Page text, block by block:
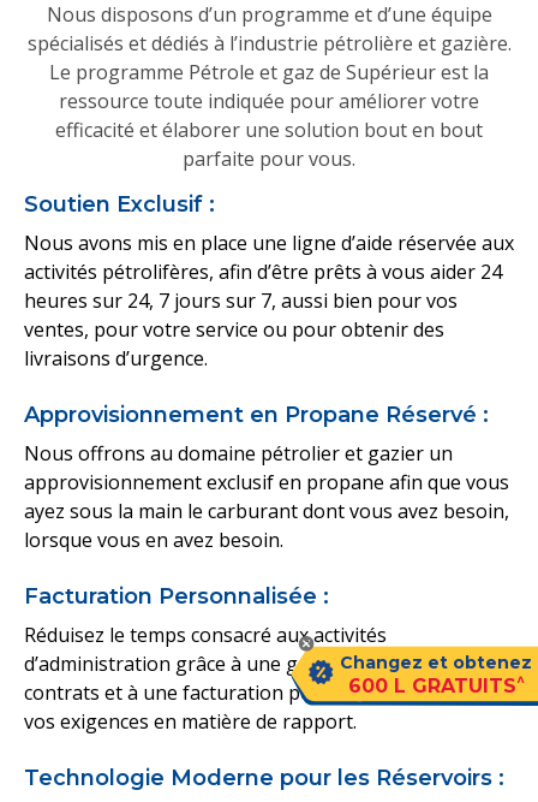
Nous disposons d’un programme et d’une équipe
spécialisés et dédiés à l’industrie pétrolière et gazière.
Le programme Pétrole et gaz de Supérieur est la
ressource toute indiquée pour améliorer votre
efficacité et élaborer une solution bout en bout
parfaite pour vous.
Soutien Exclusif :
Nous avons mis en place une ligne d’aide réservée aux
activités pétrolifères, afin d’être prêts à vous aider 24
heures sur 24, 7 jours sur 7, aussi bien pour vos
ventes, pour votre service ou pour obtenir des
livraisons d’urgence.
Approvisionnement en Propane Réservé :
Nous offrons au domaine pétrolier et gazier un
approvisionnement exclusif en propane afin que vous
ayez sous la main le carburant dont vous avez besoin,
lorsque vous en avez besoin.
Facturation Personnalisée :
Réduisez le temps consacré aux activités
d’administration grâce à une gestion accélérée des
contrats et à une facturation personnalisée adaptée à
vos exigences en matière de rapport.
Technologie Moderne pour les Réservoirs :
Changez et obtenez
600 L GRATUITS^